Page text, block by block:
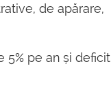
de apărare,
5% pe an și deficit